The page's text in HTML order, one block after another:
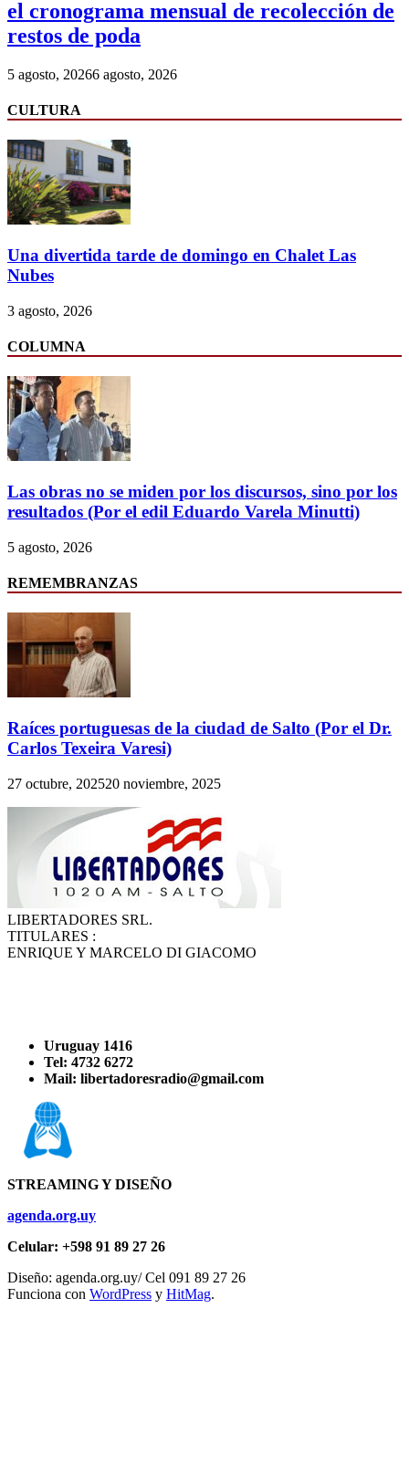
el cronograma mensual de recolección de
restos de poda
5 agosto, 20266 agosto, 2026
CULTURA
Una divertida tarde de domingo en Chalet Las
Nubes
3 agosto, 2026
COLUMNA
Las obras no se miden por los discursos, sino por los
resultados (Por el edil Eduardo Varela Minutti)
5 agosto, 2026
REMEMBRANZAS
Raíces portuguesas de la ciudad de Salto (Por el Dr.
Carlos Texeira Varesi)
27 octubre, 202520 noviembre, 2025
LIBERTADORES SRL.
TITULARES :
ENRIQUE Y MARCELO DI GIACOMO
Uruguay 1416
Tel: 4732 6272
Mail: libertadoresradio@gmail.com
STREAMING Y DISEÑO
agenda.org.uy
Celular: +598 91 89 27 26
Diseño: agenda.org.uy/ Cel 091 89 27 26
Funciona con WordPress y HitMag.